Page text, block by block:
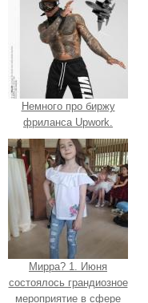
Немного про биржу
фриланса Upwork.
Мирра? 1. Июня
состоялось грандиозное
мероприятие в сфере